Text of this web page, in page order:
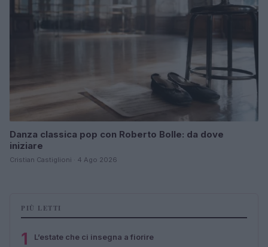
Danza classica pop con Roberto Bolle: da dove
iniziare
Cristian Castiglioni · 4 Ago 2026
PIÙ LETTI
1 L’estate che ci insegna a fiorire